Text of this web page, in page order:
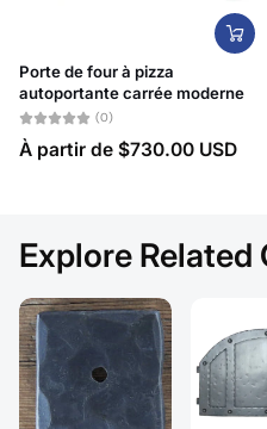
Porte de four à pizza
autoportante carrée moderne
(0)
À partir de $730.00 USD
Explore